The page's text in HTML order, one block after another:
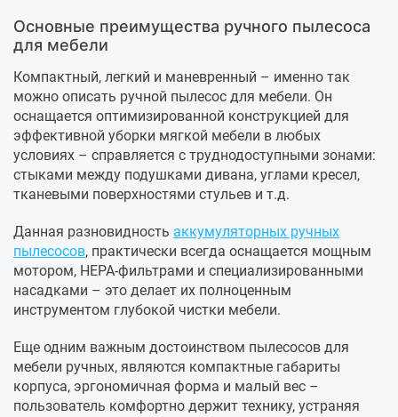
Основные преимущества ручного пылесоса
для мебели
Компактный, легкий и маневренный – именно так
можно описать ручной пылесос для мебели. Он
оснащается оптимизированной конструкцией для
эффективной уборки мягкой мебели в любых
условиях – справляется с труднодоступными зонами:
стыками между подушками дивана, углами кресел,
тканевыми поверхностями стульев и т.д.
Данная разновидность аккумуляторных ручных
пылесосов, практически всегда оснащается мощным
мотором, HEPA-фильтрами и специализированными
насадками – это делает их полноценным
инструментом глубокой чистки мебели.
Еще одним важным достоинством пылесосов для
мебели ручных, являются компактные габариты
корпуса, эргономичная форма и малый вес –
пользователь комфортно держит технику, устраняя